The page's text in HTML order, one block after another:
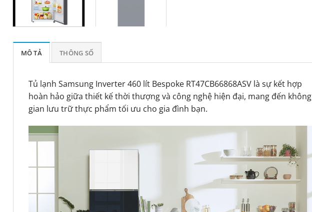
MÔ TẢ THÔNG SỐ
Tủ lạnh Samsung Inverter 460 lít Bespoke RT47CB66868ASV là sự kết hợp
hoàn hảo giữa thiết kế thời thượng và công nghệ hiện đại, mang đến không
gian lưu trữ thực phẩm tối ưu cho gia đình bạn.